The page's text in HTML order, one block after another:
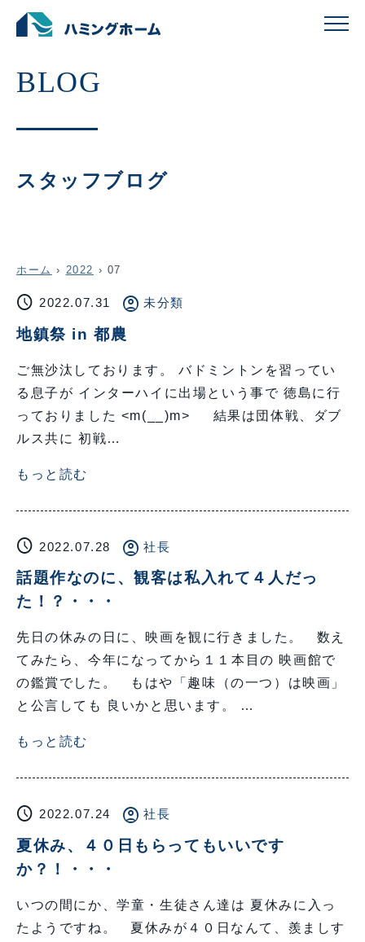
スタッフブログ
ホーム › 2022 › 07
schedule 2022.07.31 account_circle 未分類
地鎮祭 in 都農
ご無沙汰しております。 バドミントンを習ってい
る息子が インターハイに出場という事で 徳島に行
っておりました <m(__)m> 結果は団体戦、ダブ
ルス共に 初戦…
もっと読む
schedule 2022.07.28 account_circle 社長
話題作なのに、観客は私入れて４人だっ
た！？・・・
先日の休みの日に、映画を観に行きました。 数え
てみたら、今年になってから１１本目の 映画館で
の鑑賞でした。 もはや「趣味（の一つ）は映画」
と公言しても 良いかと思います。 …
もっと読む
schedule 2022.07.24 account_circle 社長
夏休み、４０日もらってもいいです
か？！・・・
いつの間にか、学童・生徒さん達は 夏休みに入っ
たようですね。 夏休みが４０日なんて、羨ましす